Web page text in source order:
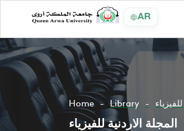
AR
Home Library
المجلة الاردنية للفيزياء